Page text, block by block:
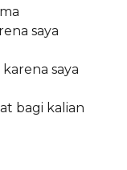
saya
saya
bagi kalian